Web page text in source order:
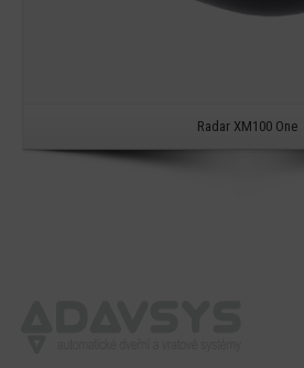
Radar XM100 One